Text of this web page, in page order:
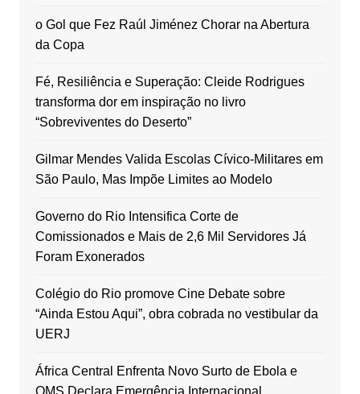
o Gol que Fez Raúl Jiménez Chorar na Abertura
da Copa
Fé, Resiliência e Superação: Cleide Rodrigues
transforma dor em inspiração no livro
“Sobreviventes do Deserto”
Gilmar Mendes Valida Escolas Cívico-Militares em
São Paulo, Mas Impõe Limites ao Modelo
Governo do Rio Intensifica Corte de
Comissionados e Mais de 2,6 Mil Servidores Já
Foram Exonerados
Colégio do Rio promove Cine Debate sobre
“Ainda Estou Aqui”, obra cobrada no vestibular da
UERJ
África Central Enfrenta Novo Surto de Ebola e